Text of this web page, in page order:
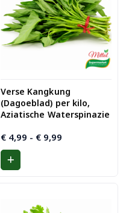
Verse Kangkung
(Dagoeblad) per kilo,
Aziatische Waterspinazie
€4,99 - €9,99Prijsklasse: